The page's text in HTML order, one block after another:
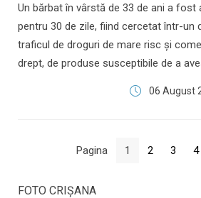
Un bărbat în vârstă de 33 de ani a fost
pentru 30 de zile, fiind cercetat într-un
traficul de droguri de mare risc și
drept, de produse susceptibile de a
06 August
Pagina 1 2 3 4
FOTO CRIŞANA